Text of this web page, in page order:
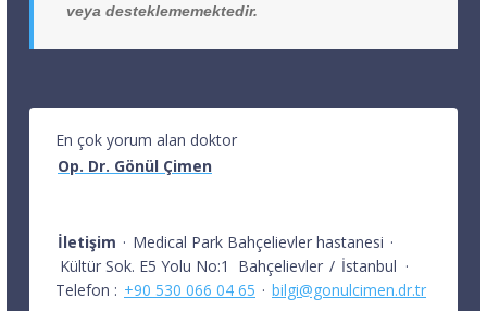
veya desteklememektedir.
En çok yorum alan doktor
Op. Dr. Gönül Çimen
İletişim · Medical Park Bahçelievler hastanesi ·
Kültür Sok. E5 Yolu No:1
Bahçelievler / İstanbul ·
Telefon : +90 530 066 04 65 · bilgi@gonulcimen.dr.tr